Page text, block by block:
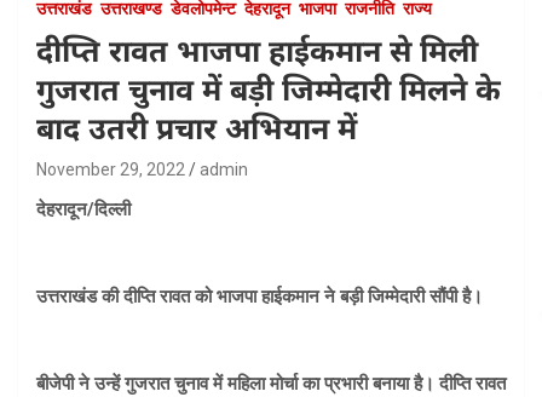
उत्तराखंड उत्तराखण्ड डेवलोपमेन्ट देहरादून भाजपा राजनीति राज्य
दीप्ति रावत भाजपा हाईकमान से मिली
गुजरात चुनाव में बड़ी जिम्मेदारी मिलने के
बाद उतरी प्रचार अभियान में
November 29, 2022 admin
देहरादून/दिल्ली
उत्तराखंड की दीप्ति रावत को भाजपा हाईकमान ने बड़ी जिम्मेदारी सौंपी है।
बीजेपी ने उन्हें गुजरात चुनाव में महिला मोर्चा का प्रभारी बनाया है। दीप्ति रावत